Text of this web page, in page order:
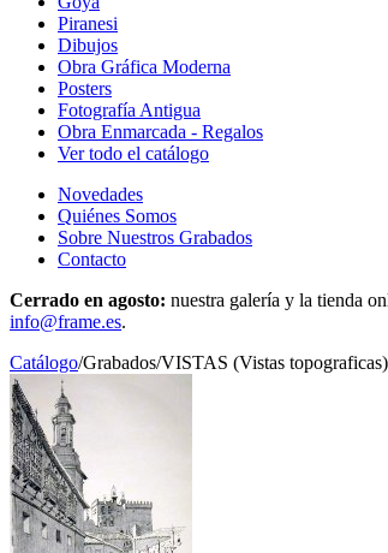
Piranesi
Dibujos
Obra Gráfica Moderna
Posters
Fotografía Antigua
Obra Enmarcada - Regalos
Ver todo el catálogo
Novedades
Quiénes Somos
Sobre Nuestros Grabados
Contacto
Cerrado en agosto: nuestra galería y la tienda
info@frame.es.
Catálogo/Grabados/VISTAS (Vistas topograficas)